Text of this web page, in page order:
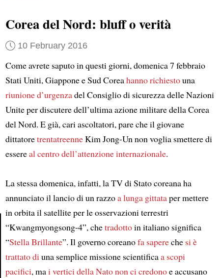
Article
Corea del Nord: bluff o verità
10 February 2016
Come avrete saputo in questi giorni, domenica 7 febbraio
Stati Uniti, Giappone e Sud Coreahanno richiestouna
riunione d’urgenzadel Consiglio di sicurezza delle Nazioni
Unite per discutere dell’ultima azione militare della Corea
del Nord. E già, cari ascoltatori, pare che il giovane
dittatoretrentatreenneKim Jong-Un non voglia smettere di
essereal centro dell’attenzione internazionale.
La stessa domenica, infatti, la TV di Stato coreana ha
annunciato il lancio di un razzoa lunga gittataper mettere
in orbita il satellite per le osservazioni terrestri
“Kwangmyongsong-4”, chetradottoin italiano significa
“Stella Brillante”. Il governo coreanofa sapereche si è
trattato diuna semplice missione scientificaa scopi
pacifici, mai vertici della Natonon ci credonoe accusano